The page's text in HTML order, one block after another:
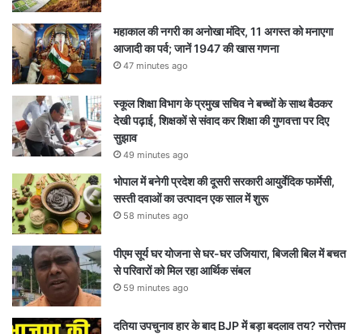
महाकाल की नगरी का अनोखा मंदिर, 11 अगस्त को मनाएगा
आजादी का पर्व; जानें 1947 की खास गणना
47 minutes ago
स्कूल शिक्षा विभाग के प्रमुख सचिव ने बच्चों के साथ बैठकर
देखी पढ़ाई, शिक्षकों से संवाद कर शिक्षा की गुणवत्ता पर दिए
सुझाव
49 minutes ago
भोपाल में बनेगी प्रदेश की दूसरी सरकारी आयुर्वेदिक फार्मेसी,
सस्ती दवाओं का उत्पादन एक साल में शुरू
58 minutes ago
पीएम सूर्य घर योजना से घर-घर उजियारा, बिजली बिल में बचत
से परिवारों को मिल रहा आर्थिक संबल
59 minutes ago
दतिया उपचुनाव हार के बाद BJP में बड़ा बदलाव तय? नरोत्तम